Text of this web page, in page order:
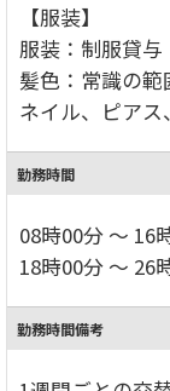
【服装】
服装：制服貸与
髪色：常識の範
ネイル、ピア
勤務時間
08時00分 ～ 16
18時00分 ～ 26
勤務時間備考